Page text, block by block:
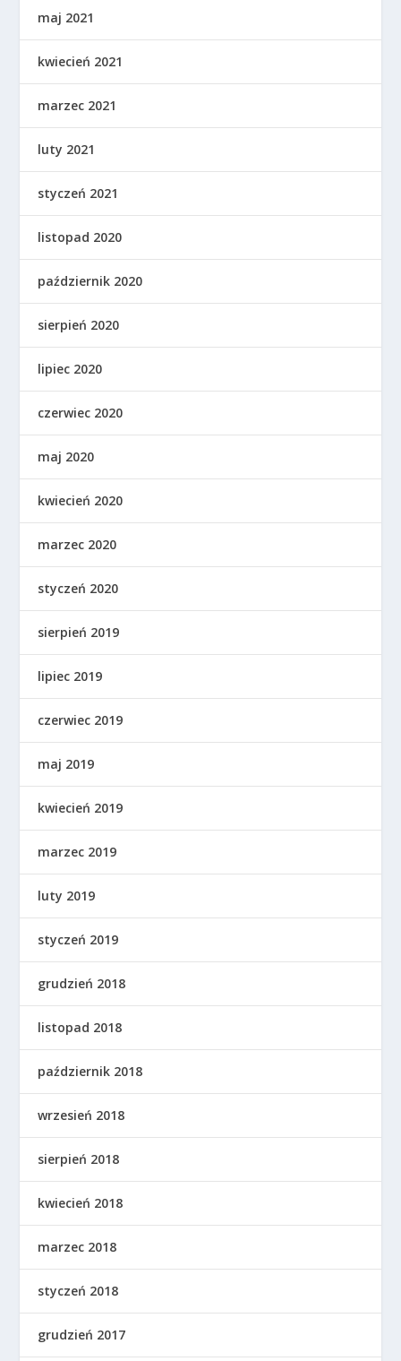
maj 2021
kwiecień 2021
marzec 2021
luty 2021
styczeń 2021
listopad 2020
październik 2020
sierpień 2020
lipiec 2020
czerwiec 2020
maj 2020
kwiecień 2020
marzec 2020
styczeń 2020
sierpień 2019
lipiec 2019
czerwiec 2019
maj 2019
kwiecień 2019
marzec 2019
luty 2019
styczeń 2019
grudzień 2018
listopad 2018
październik 2018
wrzesień 2018
sierpień 2018
kwiecień 2018
marzec 2018
styczeń 2018
grudzień 2017